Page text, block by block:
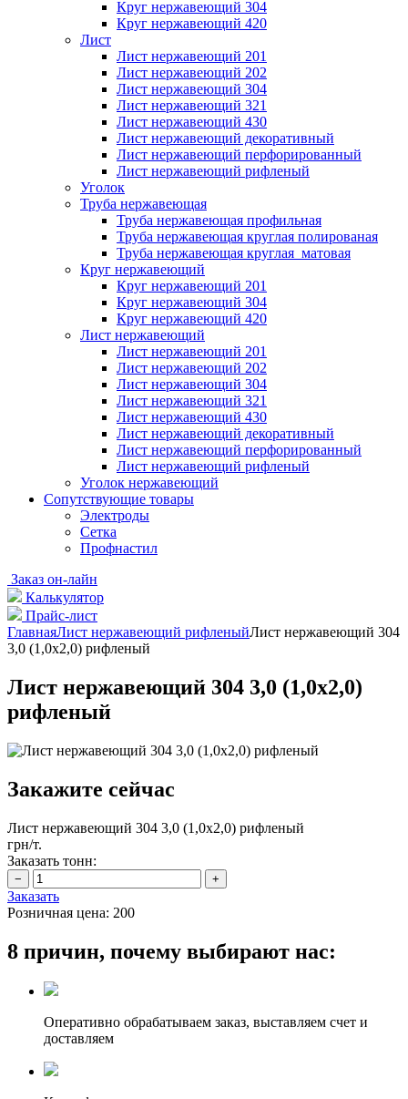
Круг нержавеющий 304
Круг нержавеющий 420
Лист
Лист нержавеющий 201
Лист нержавеющий 202
Лист нержавеющий 304
Лист нержавеющий 321
Лист нержавеющий 430
Лист нержавеющий декоративный
Лист нержавеющий перфорированный
Лист нержавеющий рифленый
Уголок
Труба нержавеющая
Труба нержавеющая профильная
Труба нержавеющая круглая полированая
Труба нержавеющая круглая матовая
Круг нержавеющий
Круг нержавеющий 201
Круг нержавеющий 304
Круг нержавеющий 420
Лист нержавеющий
Лист нержавеющий 201
Лист нержавеющий 202
Лист нержавеющий 304
Лист нержавеющий 321
Лист нержавеющий 430
Лист нержавеющий декоративный
Лист нержавеющий перфорированный
Лист нержавеющий рифленый
Уголок нержавеющий
Cопутствующие товары
Электроды
Сетка
Профнастил
Заказ он-лайн
Калькулятор
Прайс-лист
ГлавнаяЛист нержавеющий рифленыйЛист нержавеющий 304
3,0 (1,0х2,0) рифленый
Лист нержавеющий 304 3,0 (1,0х2,0)
рифленый
Закажите сейчас
Лист нержавеющий 304 3,0 (1,0х2,0) рифленый
грн/т.
Заказать тонн:
Заказать
Розничная цена: 200
8 причин, почему выбирают нас:
Оперативно обрабатываем заказ, выставляем счет и
доставляем